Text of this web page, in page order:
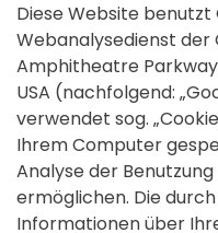
Diese Website
Webanalysedienst der
Amphitheatre
USA (nachfolgend:
verwendet sog.
Ihrem Computer
Analyse der
ermöglichen. Die
Informationen über